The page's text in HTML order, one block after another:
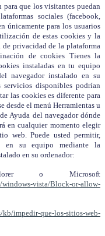
para que los visitantes puedan
sociales (facebook,
únicamente para los usuarios
de estas cookies y la
privacidad de la plataforma
de cookies Tienes la
instaladas en tu equipo
navegador instalado en su
disponibles podrían
las cookies es diferente para
desde el menú Herramientas u
Ayuda del navegador dónde
en cualquier momento elegir
web. Puede usted permitir,
en su equipo mediante la
en su ordenador:
o Microsoft
windows-vista/Block-or-allow-
impedir-que-los-sitios-web-